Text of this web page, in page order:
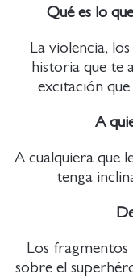
Qué es lo
La violencia,
historia que te
excitación
A
A cualquiera que
tenga
Los
sobre el